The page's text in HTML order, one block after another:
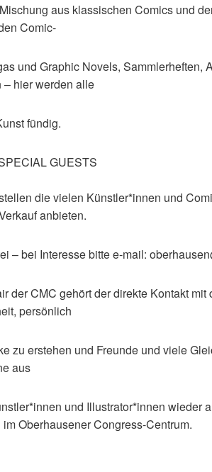
aus klassischen Comics und
Comic-
und Graphic Novels, Sammlerheften,
hier werden alle
fündig.
GUESTS
die vielen Künstler*innen und
anbieten.
– bei Interesse bitte e-mail:
der CMC gehört der direkte Kontakt
persönlich
zu erstehen und Freunde und viele
aus
und Illustrator*innen wieder
Oberhausener Congress-Centrum.